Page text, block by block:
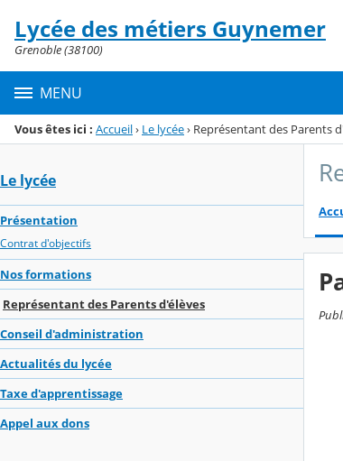
Menu de la rubrique
Contenu
Lycée des métiers Guynemer
Grenoble (38100)
MENU
Vous êtes ici : Accueil› Le lycée› Représentant des Parents
Le lycée
Présentation
Contrat d'objectifs
Nos formations
Représentant des Parents d'élèves
Conseil d'administration
Actualités du lycée
Taxe d'apprentissage
Appel aux dons